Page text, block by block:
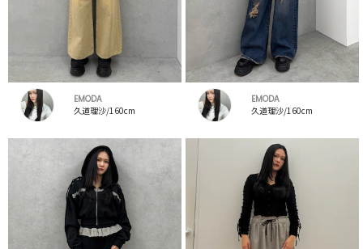
EMODA
久道理沙/160cm
EMODA
久道理沙/160cm